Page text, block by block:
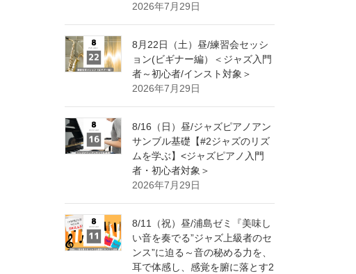
2026年7月29日
8月22日（土）昼/練習会セッシ
ョン(ビギナー編）＜ジャズ入門
者～初心者/インスト対象＞
2026年7月29日
8/16（日）昼/ジャズピアノアン
サンブル基礎【#2ジャズのリズ
ムを学ぶ】<ジャズピアノ入門
者・初心者対象＞
2026年7月29日
8/11（祝）昼/浦島ゼミ『美味し
い音を奏でる”ジャズ上級者のセ
ンス”に迫る～音の秘める力を、
耳で体感し、感覚を腑に落とす2